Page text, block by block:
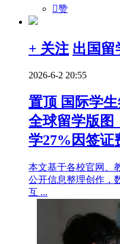
赞
+ 关注 出国留
2026-6-2 20:55
置顶 国际学
全球留学版图
学27%因签证
本文基于各校官网、
公开信息整理创作，
互 ...